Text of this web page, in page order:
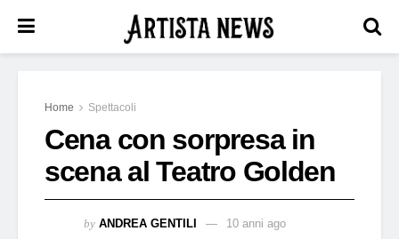
Home Spettacoli
Cena con sorpresa in
scena al Teatro Golden
by ANDREA GENTILI 10 anni ago